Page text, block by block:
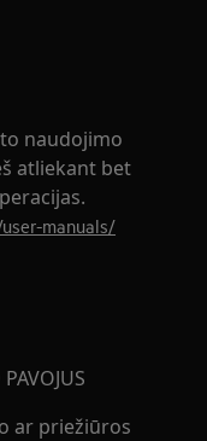
naudojimo
atliekant bet
manuals/
ar priežiūros